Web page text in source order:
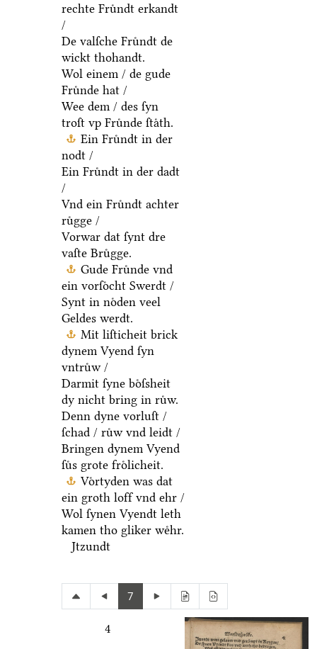
rechte Fruͤndt erkandt
/
De valſche Fruͤndt de
wickt thohandt.
Wol einem / de gude
Fruͤnde hat /
Wee dem / des ſyn
troſt vp Fruͤnde ſtaͤth.
Ein Fruͤndt in der
nodt /
Ein Fruͤndt in der dadt
/
Vnd ein Fruͤndt achter
ruͤgge /
Vorwar dat ſynt dre
vaſte Bruͤgge.
Gude Fruͤnde vnd
ein vorſoͤcht Swerdt /
Synt in noͤden veel
Geldes werdt.
Mit liſticheit brick
dynem Vyend ſyn
vntruͤw /
Darmit ſyne boͤſsheit
dy nicht bring in ruͤw.
Denn dyne vorluſt /
ſchad / ruͤw vnd leidt /
Bringen dynem Vyend
ſuͤs grote froͤlicheit.
Voͤrtyden was dat
ein groth loff vnd ehr /
Wol ſynen Vyendt leth
kamen tho gliker weͤhr.
Jtzundt
7
4